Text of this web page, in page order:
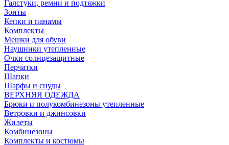
Галстуки, ремни и подтяжки
Зонты
Кепки и панамы
Комплекты
Мешки для обуви
Наушники утепленные
Очки солнцезащитные
Перчатки
Шапки
Шарфы и снуды
ВЕРХНЯЯ ОДЕЖДА
Брюки и полукомбинезоны утепленные
Ветровки и джинсовки
Жилеты
Комбинезоны
Комплекты и костюмы